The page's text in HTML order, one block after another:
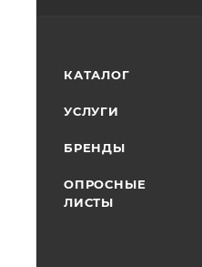
КАТАЛОГ
УСЛУГИ
БРЕНДЫ
ОПРОСНЫЕ
ЛИСТЫ